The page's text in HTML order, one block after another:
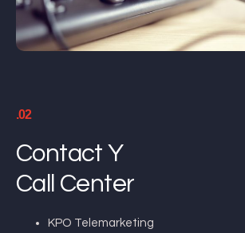
.02
Contact Y
Call Center
KPO Telemarketing